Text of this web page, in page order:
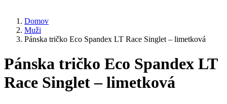
Domov
Muži
Pánska tričko Eco Spandex LT Race Singlet – limetková
Pánska tričko Eco Spandex LT
Race Singlet – limetková